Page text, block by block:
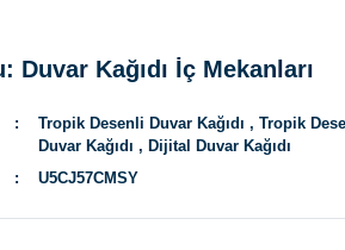
Duvar Kağıdı İç Mekanları
Tropik Desenli Duvar Kağıdı , Tropik
Duvar Kağıdı , Dijital Duvar Kağıdı
U5CJ57CMSY